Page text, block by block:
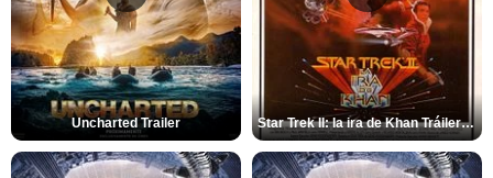
Uncharted Trailer Star Trek II: la ira de Khan Tráiler VO